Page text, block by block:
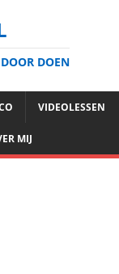
DOEN
VIDEOLESSEN
MIJ